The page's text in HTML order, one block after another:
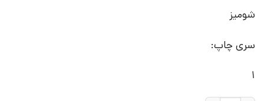
شومیز
سری چاپ:
1